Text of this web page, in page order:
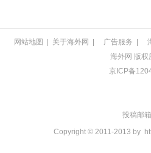
网站地图 | 关于海外网 | 广告服务 |
海外网 版权
京ICP备
投稿邮
Copyright © 2011-2013 by